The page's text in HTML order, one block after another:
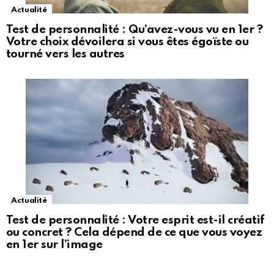
Actualité
Test de personnalité : Qu’avez-vous vu en 1er ?
Votre choix dévoilera si vous êtes égoïste ou
tourné vers les autres
Actualité
Test de personnalité : Votre esprit est-il créatif
ou concret ? Cela dépend de ce que vous voyez
en 1er sur l’image